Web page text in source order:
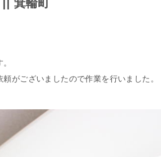
がございましたので作業を行いました。